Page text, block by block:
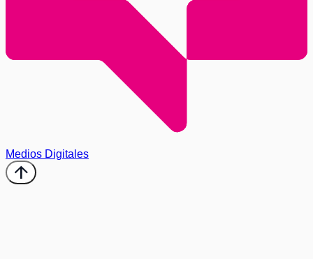
Medios Digitales
arrow_upward